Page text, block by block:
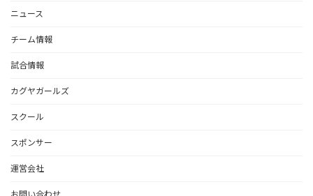
ニュース
チーム情報
試合情報
カグヤガールズ
スクール
スポンサー
運営会社